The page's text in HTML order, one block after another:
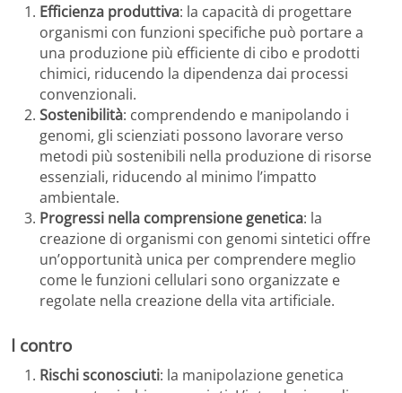
Efficienza produttiva: la capacità di progettare
organismi con funzioni specifiche può portare a
una produzione più efficiente di cibo e prodotti
chimici, riducendo la dipendenza dai processi
convenzionali.
Sostenibilità: comprendendo e manipolando i
genomi, gli scienziati possono lavorare verso
metodi più sostenibili nella produzione di risorse
essenziali, riducendo al minimo l’impatto
ambientale.
Progressi nella comprensione genetica: la
creazione di organismi con genomi sintetici offre
un’opportunità unica per comprendere meglio
come le funzioni cellulari sono organizzate e
regolate nella creazione della vita artificiale.
I contro
Rischi sconosciuti: la manipolazione genetica